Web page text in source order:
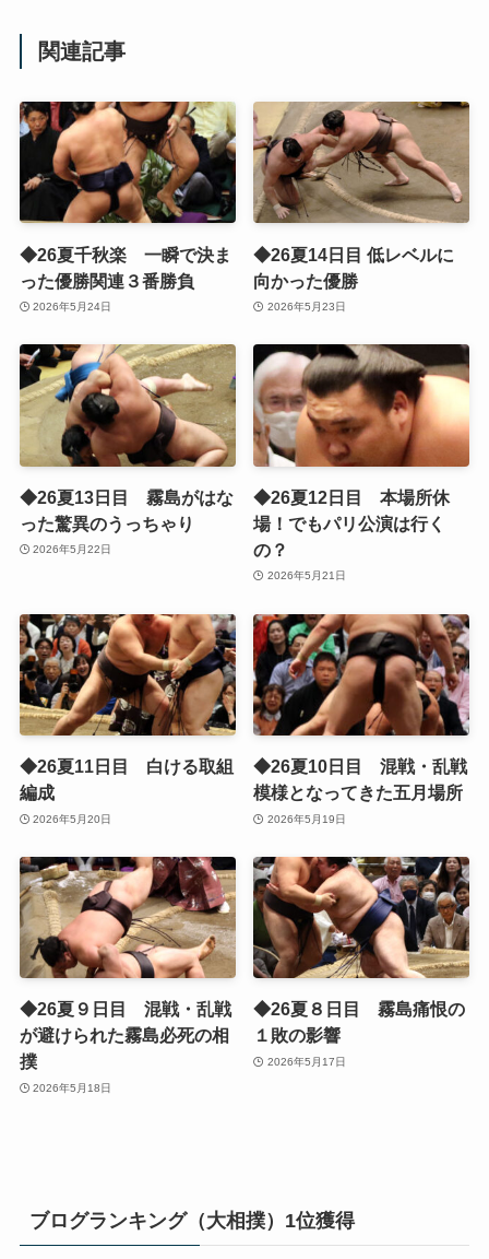
関連記事
◆26夏千秋楽 一瞬で決ま
った優勝関連３番勝負
2026年5月24日
◆26夏14日目 低レベルに
向かった優勝
2026年5月23日
◆26夏13日目 霧島がはな
った驚異のうっちゃり
2026年5月22日
◆26夏12日目 本場所休
場！でもパリ公演は行く
の？
2026年5月21日
◆26夏11日目 白ける取組
編成
2026年5月20日
◆26夏10日目 混戦・乱戦
模様となってきた五月場所
2026年5月19日
◆26夏９日目 混戦・乱戦
が避けられた霧島必死の相
撲
2026年5月18日
◆26夏８日目 霧島痛恨の
１敗の影響
2026年5月17日
ブログランキング（大相撲）1位獲得